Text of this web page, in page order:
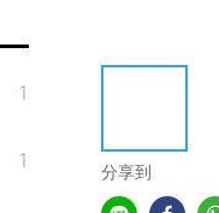
1
1 分享到